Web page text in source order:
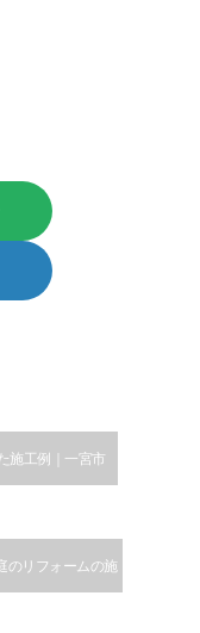
施工例｜一宮市
のリフォームの施